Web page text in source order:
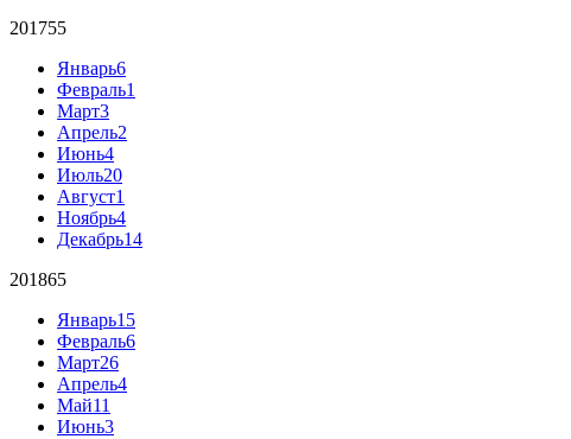
201755
Январь6
Февраль1
Март3
Апрель2
Июнь4
Июль20
Август1
Ноябрь4
Декабрь14
201865
Январь15
Февраль6
Март26
Апрель4
Май11
Июнь3